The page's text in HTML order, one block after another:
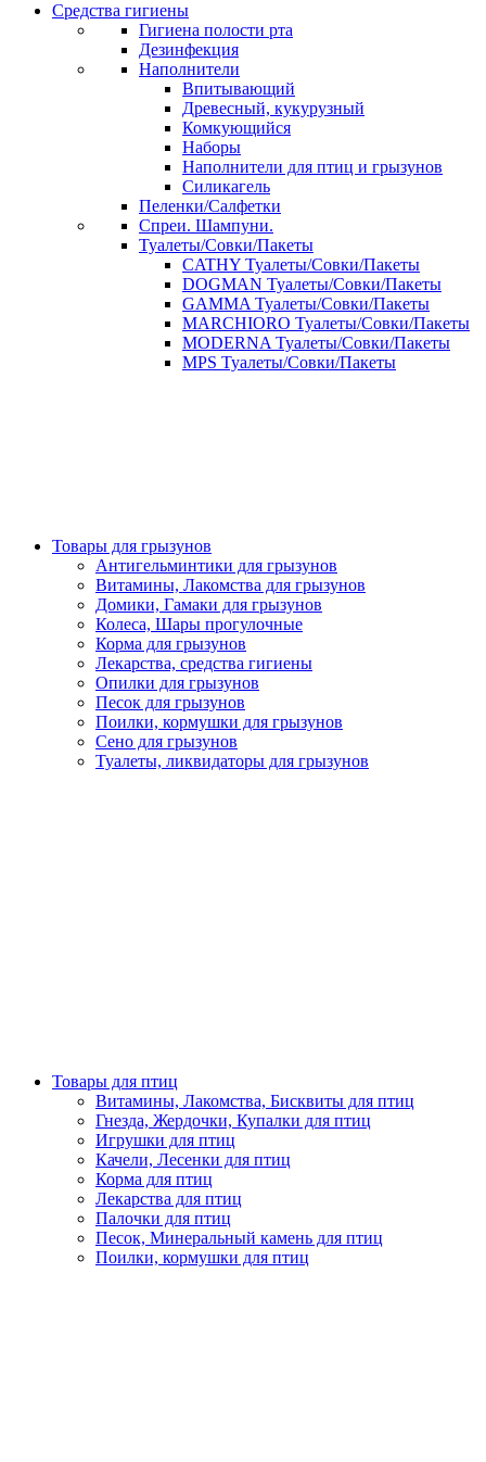
Средства гигиены
Гигиена полости рта
Дезинфекция
Наполнители
Впитывающий
Древесный, кукурузный
Комкующийся
Наборы
Наполнители для птиц и грызунов
Силикагель
Пеленки/Салфетки
Спреи. Шампуни.
Туалеты/Совки/Пакеты
CATHY Туалеты/Совки/Пакеты
DOGMAN Туалеты/Совки/Пакеты
GAMMA Туалеты/Совки/Пакеты
MARCHIORO Туалеты/Совки/Пакеты
MODERNA Туалеты/Совки/Пакеты
MPS Туалеты/Совки/Пакеты
Товары для грызунов
Антигельминтики для грызунов
Витамины, Лакомства для грызунов
Домики, Гамаки для грызунов
Колеса, Шары прогулочные
Корма для грызунов
Лекарства, средства гигиены
Опилки для грызунов
Песок для грызунов
Поилки, кормушки для грызунов
Сено для грызунов
Туалеты, ликвидаторы для грызунов
Товары для птиц
Витамины, Лакомства, Бисквиты для птиц
Гнезда, Жердочки, Купалки для птиц
Игрушки для птиц
Качели, Лесенки для птиц
Корма для птиц
Лекарства для птиц
Палочки для птиц
Песок, Минеральный камень для птиц
Поилки, кормушки для птиц